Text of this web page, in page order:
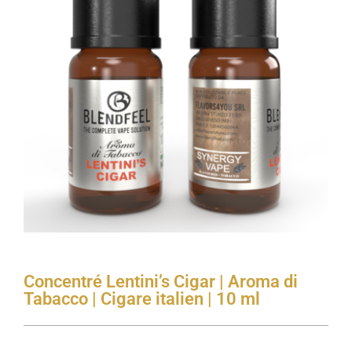
Concentré Lentini’s Cigar | Aroma di
Tabacco | Cigare italien | 10 ml